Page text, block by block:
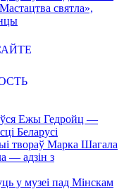
святла»,
Ежы Гедройц —
Беларусі
твораў Марка Шагала
— адзін з
у музеі пад Мінскам